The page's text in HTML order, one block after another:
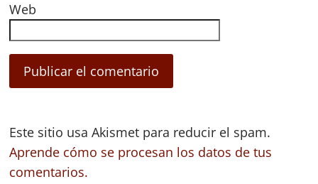
Web
Este sitio usa Akismet para reducir el spam.
Aprende cómo se procesan los datos de tus
comentarios.